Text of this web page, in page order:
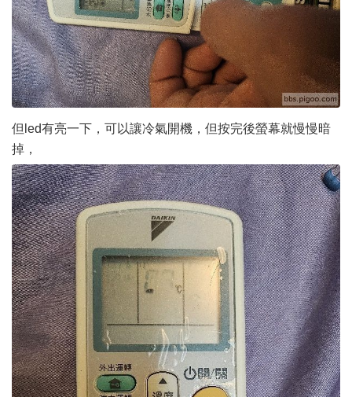
但led有亮一下，可以讓冷氣開機，但按完後螢幕就慢慢暗
掉，